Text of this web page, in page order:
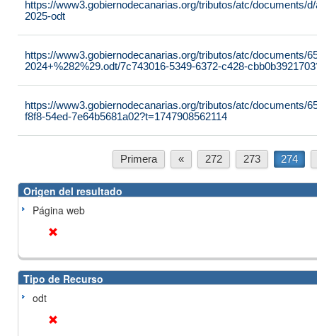
https://www3.gobiernodecanarias.org/tributos/atc/documents/
2025-odt
https://www3.gobiernodecanarias.org/tributos/atc/documents/
2024+%282%29.odt/7c743016-5349-6372-c428-
https://www3.gobiernodecanarias.org/tributos/atc/documents/
f8f8-54ed-7e64b5681a02?t=1747908562114
Primera « 272 273 274
Origen del resultado
Página web
Tipo de Recurso
odt